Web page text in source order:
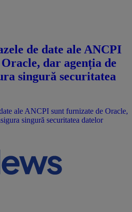
de date ale ANCPI
dar agenția de
singură securitatea